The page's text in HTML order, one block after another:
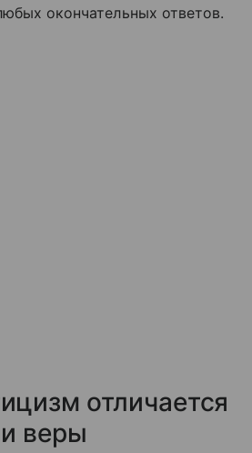
окончательных ответов.
отличается
веры